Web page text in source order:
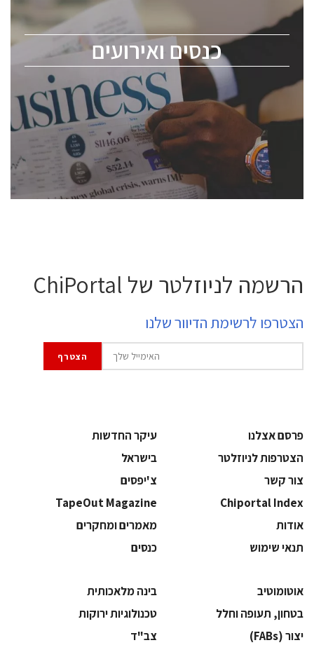
כנסים ואירועים
לכל העוסקים בתעשיית הסמיקונדקטור כולל מהנדסים,
ChipEx2026 will be held on May 12-13, 2026. The
conference is intended for everyone involved in the
semiconductor industry, including engineers,
professional experts, and senior executives.
לחץ לפרטים
הרשמה לניוזלטר של ChiPortal
הצטרפו לרשימת הדיוור שלנו
פרסם אצלנו
עיקר החדשות
הצטרפות לניוזלטר
בישראל
צור קשר
צ'יפסים
Chiportal Index
TapeOut Magazine
אודות
מאמרים ומחקרים
תנאי שימוש
כנסים
אוטומוטיב
בינה מלאכותית
בטחון, תעופה וחלל
‫טכנולוגיות ירוקות‬
‫יצור (‪(FABs‬‬
‫צב"ד‬